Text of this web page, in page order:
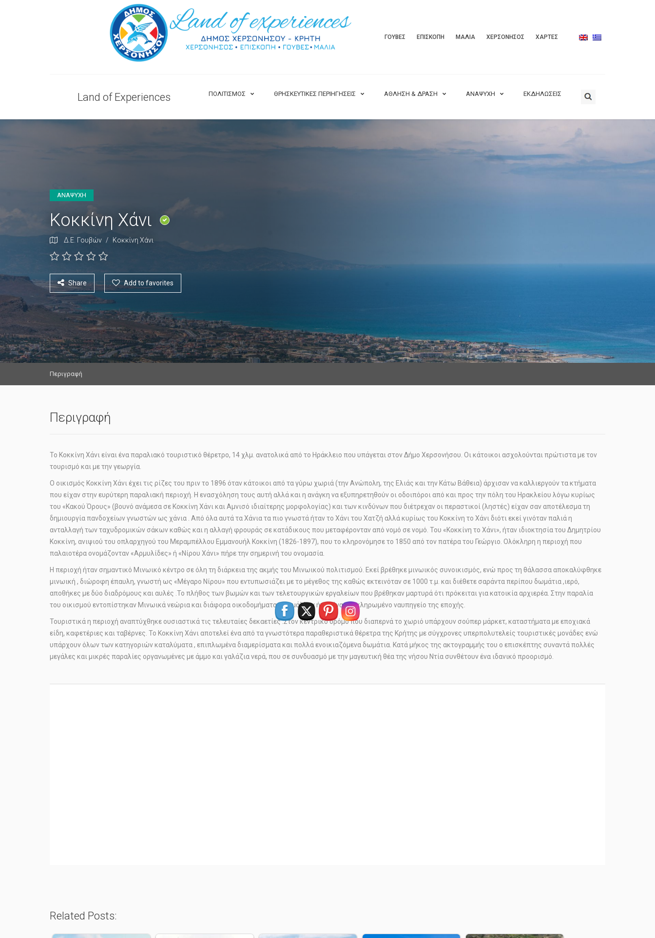
ΓΟΥΒΕΣ ΕΠΙΣΚΟΠΗ ΜΑΛΙΑ ΧΕΡΣΟΝΗΣΟΣ ΧΑΡΤΕΣ
Land of Experiences ΠΟΛΙΤΙΣΜΟΣ ΘΡΗΣΚΕΥΤΙΚΕΣ ΠΕΡΙΗΓΗΣΕΙΣ ΑΘΛΗΣΗ & ΔΡΑΣΗ ΑΝΑΨΥΧΗ ΕΚΔΗΛΩΣΕΙΣ
ΑΝΑΨΥΧΗ
Κοκκίνη Χάνι
Δ.Ε. Γουβών / Κοκκίνη Χάνι
Share Add to favorites
Περιγραφή
Περιγραφή
Το Κοκκίνη Χάνι είναι ένα παραλιακό τουριστικό θέρετρο, 14 χλμ. ανατολικά από το Ηράκλειο που υπάγεται στον Δήμο Χερσονήσου. Οι κάτοικοι ασχολούνται πρώτιστα με τον
τουρισμό και με την γεωργία.
Ο οικισμός Κοκκίνη Χάνι έχει τις ρίζες του πριν το 1896 όταν κάτοικοι από τα γύρω χωριά (την Ανώπολη, της Ελιάς και την Κάτω Βάθεια) άρχισαν να καλλιεργούν τα κτήματα
που είχαν στην ευρύτερη παραλιακή περιοχή. Η ενασχόληση τους αυτή αλλά και η ανάγκη να εξυπηρετηθούν οι οδοιπόροι από και προς την πόλη του Ηρακλείου λόγω κυρίως
του «Κακού Όρους» (βουνό ανάμεσα σε Κοκκίνη Χάνι και Αμνισό ιδιαίτερης μορφολογίας) και των κινδύνων που διέτρεχαν οι περαστικοί (ληστές) είχαν σαν αποτέλεσμα τη
δημιουργία πανδοχείων γνωστών ως χάνια . Από όλα αυτά τα Χάνια τα πιο γνωστά ήταν το Χάνι του Χατζή αλλά κυρίως του Κοκκίνη το Χάνι διότι εκεί γινόταν παλιά η
ανταλλαγή των ταχυδρομικών σάκων καθώς και η αλλαγή φρουράς σε κατάδικους που μεταφέρονταν από νομό σε νομό. Του «Κοκκίνη το Χάνι», ήταν ιδιοκτησία του Δημητρίου
Κοκκίνη, ανιψιού του οπλαρχηγού του Μεραμπέλλου Εμμανουήλ Κοκκίνη (1826-1897), που το κληρονόμησε το 1850 από τον πατέρα του Γεώργιο. Ολόκληρη η περιοχή που
παλαιοτέρα ονομάζονταν «Αρμυλίδες» ή «Νίρου Χάνι» πήρε την σημερινή του ονομασία.
Η περιοχή ήταν σημαντικό Μινωικό κέντρο σε όλη τη διάρκεια της ακμής του Μινωικού πολιτισμού. Εκεί βρέθηκε μινωικός συνοικισμός, ενώ προς τη θάλασσα αποκαλύφθηκε
μινωική , διώροφη έπαυλη, γνωστή ως «Μέγαρο Νίρου» που εντυπωσιάζει με το μέγεθος της καθώς εκτεινόταν σε 1000 τ.μ. και διέθετε σαράντα περίπου δωμάτια ,ιερό,
αποθήκες με δύο διαδρόμους και αυλές .Το πλήθος των βωμών και των τελετουργικών εργαλείων που βρέθηκαν μαρτυρά ότι πρόκειται για κατοικία αρχιερέα. Στην παραλία
του οικισμού εντοπίστηκαν Μινωικά νεώρια και διάφορα οικοδομήματα που μάλλον ήταν ένα ολοκληρωμένο ναυπηγείο της εποχής.
Τουριστικά η περιοχή αναπτύχθηκε ουσιαστικά τις τελευταίες δεκαετίες .Στον κεντρικό δρόμο που διαπερνά το χωριό υπάρχουν σούπερ μάρκετ, καταστήματα με εποχιακά
είδη, καφετέριες και ταβέρνες. Το Κοκκίνη Χάνι αποτελεί ένα από τα γνωστότερα παραθεριστικά θέρετρα της Κρήτης με σύγχρονες υπερπολυτελείς τουριστικές μονάδες ενώ
υπάρχουν όλων των κατηγοριών καταλύματα , επιπλωμένα διαμερίσματα και πολλά ενοικιαζόμενα δωμάτια. Κατά μήκος της ακτογραμμής του ο επισκέπτης συναντά πολλές
μεγάλες και μικρές παραλίες οργανωμένες με άμμο και γαλάζια νερά, που σε συνδυασμό με την μαγευτική θέα της νήσου Ντία συνθέτουν ένα ιδανικό προορισμό.
Related Posts: